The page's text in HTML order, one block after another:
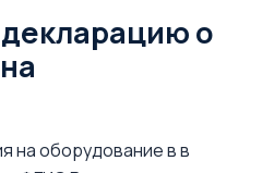
о
на оборудование в в